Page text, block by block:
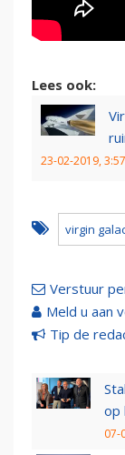
Lees ook:
23-02-2019, 3:57
virgin
Verstuur
Meld u aan
Tip de
op
07-